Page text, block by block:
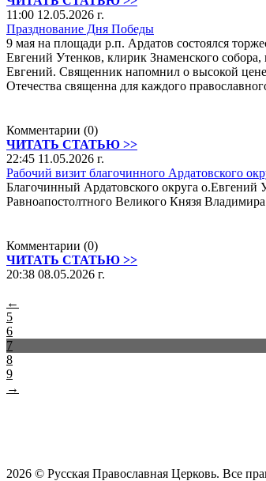
11:00 12.05.2026 г.
Празднование Дня Победы
9 мая на площади р.п. Ардатов состоялся
Евгений Утенков, клирик Знаменского
Евгений. Священник напомнил о высокой
Отечества священна для каждого
Комментарии (0)
ЧИТАТЬ СТАТЬЮ >>
22:45 11.05.2026 г.
Рабочий визит благочинного Ардатовского
Благочинный Ардатовского округа
Равноапостолтного Великого Князя
Комментарии (0)
ЧИТАТЬ СТАТЬЮ >>
20:38 08.05.2026 г.
←
5
6
7
8
9
→
2026 © Русская Православная Церковь. Все